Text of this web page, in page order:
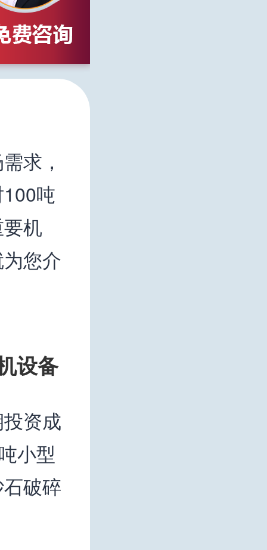
求，
吨
机
您介
设备
资成
小型
破碎